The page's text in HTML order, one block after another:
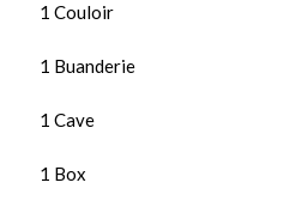
1 Couloir
1 Buanderie
1 Cave
1 Box